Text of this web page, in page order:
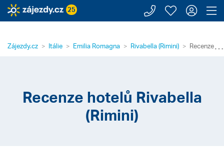
25 Zavolejte
Moje
⋯
Zájezdy.cz Itálie Emilia Romagna Rivabella (Rimini) Recenze
Recenze hotelů Rivabella
(Rimini)